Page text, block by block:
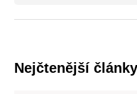
Nejčtenější